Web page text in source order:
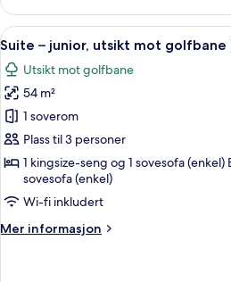
–
panorama
(Penthouse,
Zambra)
Åpne
alle
bildene
av
Suite
–
junior,
utsikt
mot
golfbane
(Sofabed)
5
Suite – junior, utsikt mot golfbane
Utsikt mot golfbane
54 m²
1 soverom
Plass til 3 personer
1 kingsize-seng og 1 sovesofa (enkel)
sovesofa (enkel)
Wi-fi inkludert
Mer informasjon
Mer